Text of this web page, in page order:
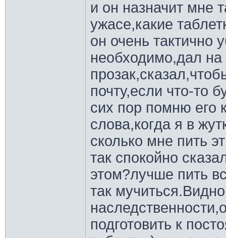
и он назначит мне
ужасе,какие
он очень тактично
необходимо,дал
почту,если что-то
сих пор помню его
слова,когда я в
сколько мне пить
так спокойно
этом?лучше пить
так
подготовить к